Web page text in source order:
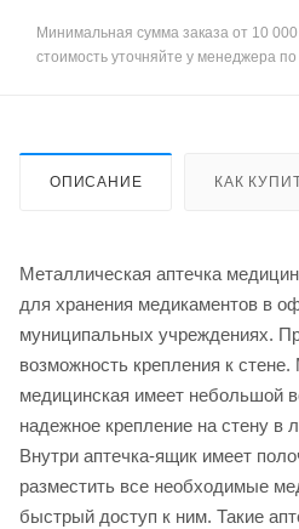
Минимальная сумма заказа от 10
стоимость уточняйте у менеджера
ОПИСАНИЕ КАК
Металлическая аптечка
для хранения медикаментов в
муниципальных учреждениях.
возможность крепления к
медицинская имеет небольшой
надежное крепление на стену в
Внутри аптечка-ящик имеет
разместить все необходимые
быстрый доступ к ним. Такие